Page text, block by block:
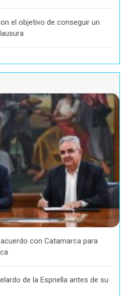
el objetivo de conseguir un
con Catamarca para
de la Espriella antes de su